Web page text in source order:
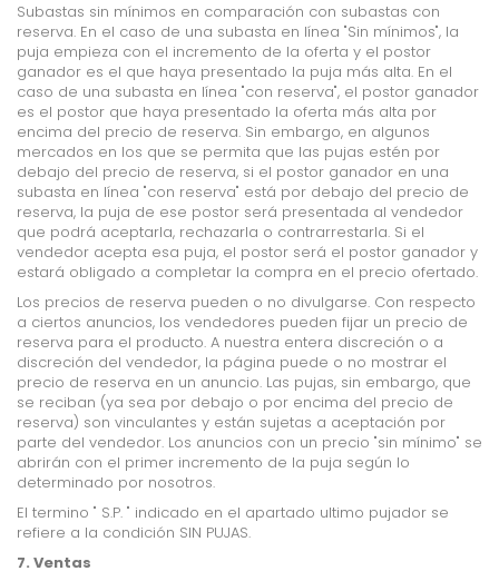
Subastas sin mínimos en comparación con subastas con
reserva. En el caso de una subasta en línea "Sin mínimos", la
puja empieza con el incremento de la oferta y el postor
ganador es el que haya presentado la puja más alta. En el
caso de una subasta en línea "con reserva", el postor ganador
es el postor que haya presentado la oferta más alta por
encima del precio de reserva. Sin embargo, en algunos
mercados en los que se permita que las pujas estén por
debajo del precio de reserva, si el postor ganador en una
subasta en línea "con reserva" está por debajo del precio de
reserva, la puja de ese postor será presentada al vendedor
que podrá aceptarla, rechazarla o contrarrestarla. Si el
vendedor acepta esa puja, el postor será el postor ganador y
estará obligado a completar la compra en el precio ofertado.
Los precios de reserva pueden o no divulgarse. Con respecto
a ciertos anuncios, los vendedores pueden fijar un precio de
reserva para el producto. A nuestra entera discreción o a
discreción del vendedor, la página puede o no mostrar el
precio de reserva en un anuncio. Las pujas, sin embargo, que
se reciban (ya sea por debajo o por encima del precio de
reserva) son vinculantes y están sujetas a aceptación por
parte del vendedor. Los anuncios con un precio "sin mínimo" se
abrirán con el primer incremento de la puja según lo
determinado por nosotros.
El termino " S.P. " indicado en el apartado ultimo pujador se
refiere a la condición SIN PUJAS.
7. Ventas